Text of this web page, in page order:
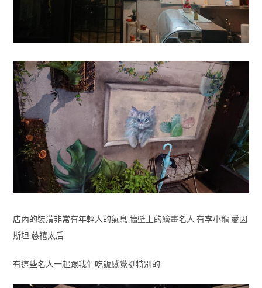
店內的裝潢非常有年輕人的氣息 牆壁上的繪畫名人 有李小龍 愛因
斯坦 慈禧太后
有這些名人一起跟我們吃飯感覺挺特別的